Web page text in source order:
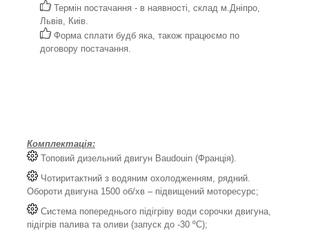
Термін постачання - в наявності, склад м.Дніпро,
Львів, Киів.
Форма сплати будб яка, також працюємо по
договору постачання.
Комплектація:
Топовий дизельний двигун Baudouin (Франція).
Чотиритактний з водяним охолодженням, рядний.
Обороти двигуна 1500 об/хв – підвищений моторесурс;
Система попереднього підігріву води сорочки двигуна,
підігрів палива та оливи (запуск до -30 ºС);